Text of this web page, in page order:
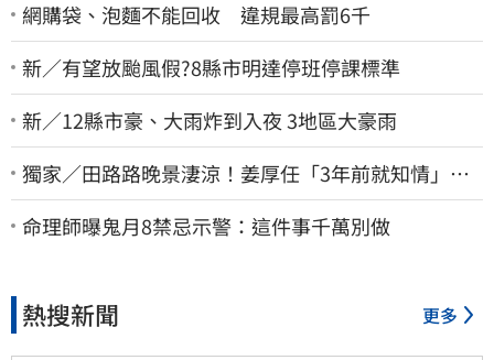
網購袋、泡麵不能回收 違規最高罰6千
新／有望放颱風假?8縣市明達停班停課標準
新／12縣市豪、大雨炸到入夜 3地區大豪雨
獨家／田路路晚景淒涼！姜厚任「3年前就知情」
友人私下援助內幕曝光
命理師曝鬼月8禁忌示警：這件事千萬別做
熱搜新聞 更多